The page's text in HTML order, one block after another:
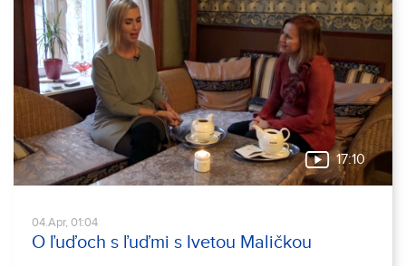
17:10
04.Apr, 01:04
O ľuďoch s ľuďmi s Ivetou Maličkou